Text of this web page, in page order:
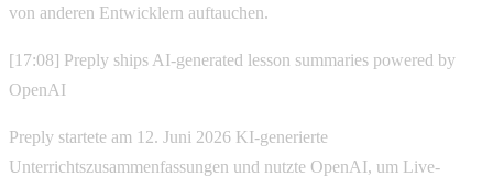
von anderen Entwicklern auftauchen.
[17:08] Preply ships AI-generated lesson summaries powered by
OpenAI
Preply startete am 12. Juni 2026 KI-generierte
Unterrichtszusammenfassungen und nutzte OpenAI, um Live-